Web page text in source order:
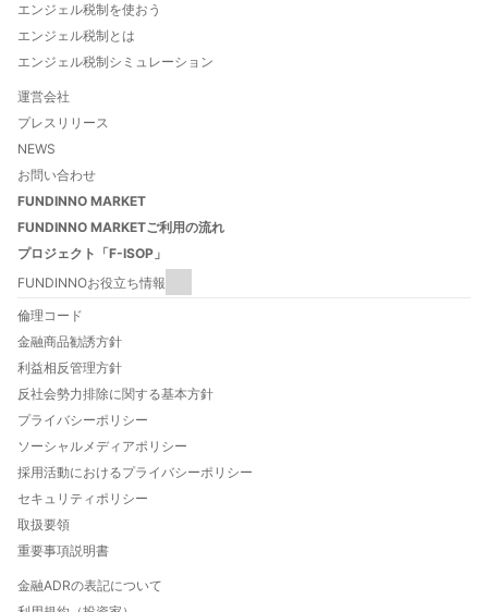
エンジェル税制を使おう
エンジェル税制とは
エンジェル税制シミュレーション
運営会社
プレスリリース
NEWS
お問い合わせ
FUNDINNO MARKET
FUNDINNO MARKETご利用の流れ
プロジェクト「F-ISOP」
FUNDINNOお役立ち情報
FUNDINNOとは
FUNDINNOご利用ガイド
数字でわかるFUNDINNO
法人口座開設について
FUNDINNO型新株予約権とは
特定投資家制度について
自己資本規制比率について
投資家向け優待と特典のご案内
FUNDINNO HOT THEMES
倫理コード
金融商品勧誘方針
利益相反管理方針
反社会勢力排除に関する基本方針
プライバシーポリシー
ソーシャルメディアポリシー
採用活動におけるプライバシーポリシー
セキュリティポリシー
取扱要領
重要事項説明書
金融ADRの表記について